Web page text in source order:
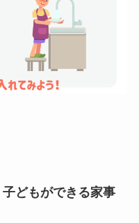
子どもができる家事